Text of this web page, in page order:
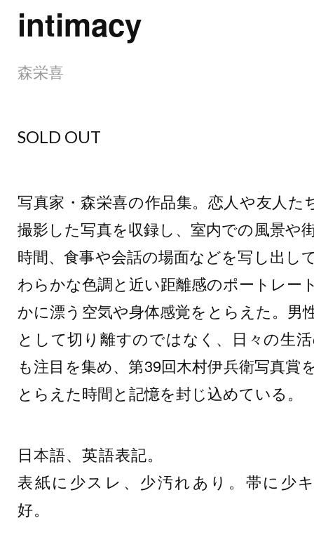
intimacy
森栄喜
SOLD OUT
写真家・森栄喜の作品集。恋人や友人
撮影した写真を収録し、室内での風景や
時間、食事や会話の場面などを写し出し
わらかな色調と近い距離感のポートレー
かに漂う空気や身体感覚をとらえた。男
として切り離すのではなく、日々の生
も注目を集め、第39回木村伊兵衛写真賞
とらえた時間と記憶を封じ込めている。
日本語、英語表記。
表紙に少スレ、少汚れあり。帯に少
好。